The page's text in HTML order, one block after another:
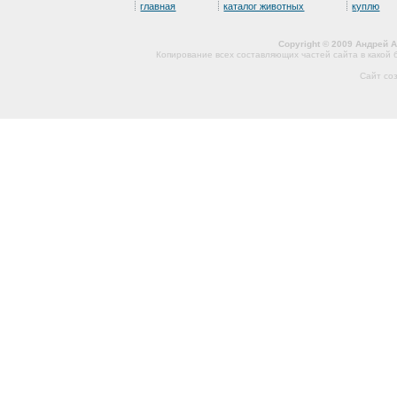
главная каталог животных куплю
Copyright © 2009 Андрей
Копирование всех составляющих частей сайта в
Сайт